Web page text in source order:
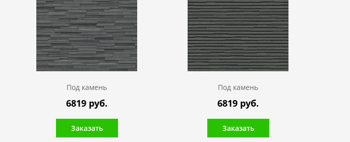
Под камень
6819 руб.
Заказать
Под камень
6819 руб.
Заказать